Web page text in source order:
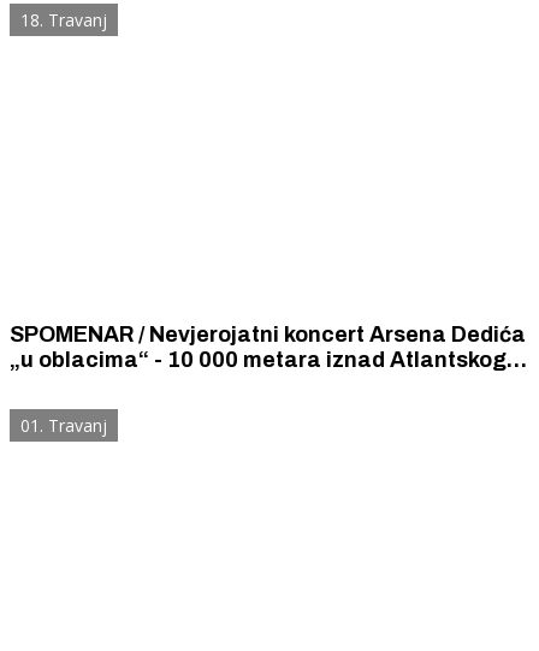
18. Travanj
SPOMENAR / Nevjerojatni koncert Arsena Dedića
„u oblacima“ - 10 000 metara iznad Atlantskog
01. Travanj